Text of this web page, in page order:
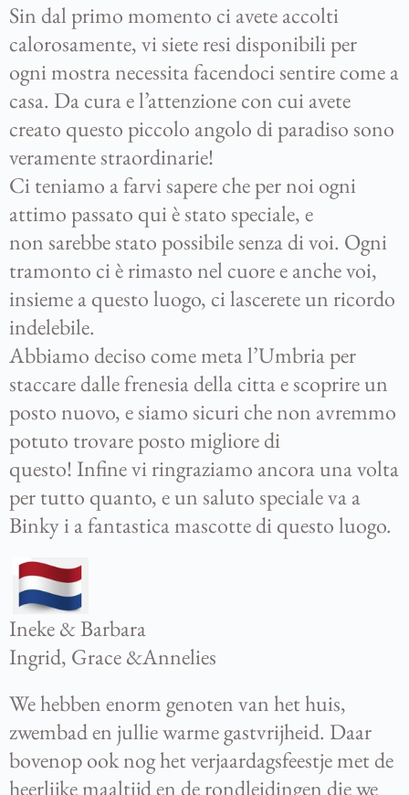
Sin dal primo momento ci avete accolti
calorosamente, vi siete resi disponibili per
ogni mostra necessita facendoci sentire come a
casa. Da cura e l’attenzione con cui avete
creato questo piccolo angolo di paradiso sono
veramente straordinarie!
Ci teniamo afarvi sapere che per noi ogni
attimo passato qui è stato speciale, e
nonsarebbe stato possibile senza di voi. Ogni
tramonto ci è rimasto nel cuore eanche voi,
insieme a questo luogo, ci lascerete un ricordo
indelebile.
Abbiamo deciso come meta l’Umbria per
staccare dalle frenesia della citta e scoprire un
postonuovo, e siamo sicuri che non avremmo
potuto trovare posto migliore di
questo!Infine viringraziamo ancora una volta
per tutto quanto, e un saluto speciale va a
Binky ia fantastica mascotte di questo luogo.
Ineke & Barbara
Ingrid, Grace &Annelies
We hebben enorm genoten van het huis,
zwembad en jullie warme gastvrijheid. Daar
bovenop ook nog het verjaardagsfeestje met de
heerlijke maaltijd en de rondleidingen die we